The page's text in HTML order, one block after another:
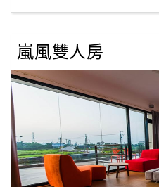
服
絡
單
上
客
服
嵐風雙人房